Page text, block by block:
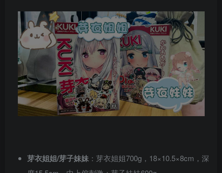
芽衣姐姐/芽子妹妹 ：芽衣姐姐700g，18×10.5×8cm，深